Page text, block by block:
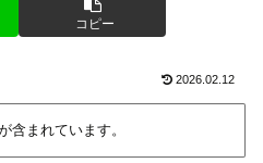
コピー
2026.02.12
含まれています。